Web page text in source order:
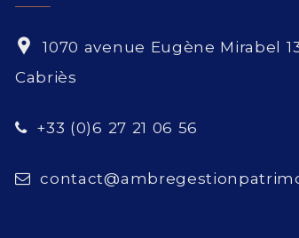
1070 avenue Eugène Mirabel
Cabriès
+33 (0)6 27 21 06 56